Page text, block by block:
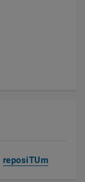
reposiTUm